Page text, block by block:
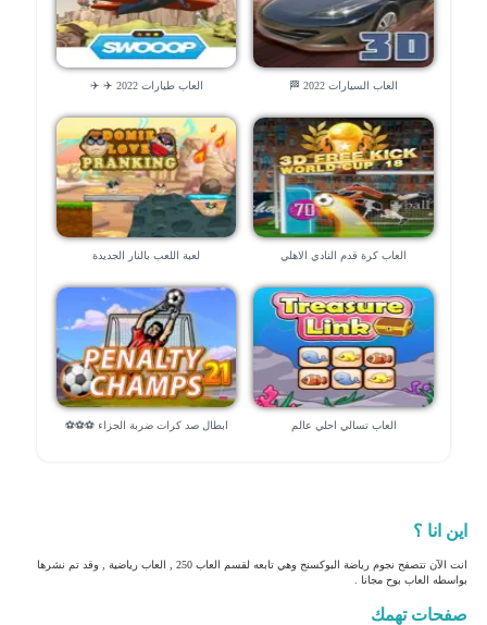
العاب السيارات 2022 🏁 العاب طيارات 2022 ✈️ ✈️
العاب كرة قدم النادي الاهلي لعبة اللعب بالنار الجديدة
العاب تسالي احلي عالم ابطال صد كرات ضربة الجزاء ⚽⚽⚽
اين انا ؟
انت الآن تتصفح نجوم رياضة البوكسنج وهي تابعه لقسم العاب 250 , العاب رياضية , وقد تم نشرها
بواسطه العاب بوح مجانا .
صفحات تهمك